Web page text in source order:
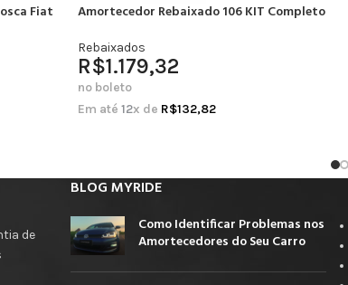
Fiat
Amortecedor Rebaixado 106 KIT Completo
Rebaixados
R$1.179,32
no boleto
Em até 12x de R$132,82
de
BLOG MYRIDE
Como Identificar Problemas nos
Amortecedores do Seu Carro